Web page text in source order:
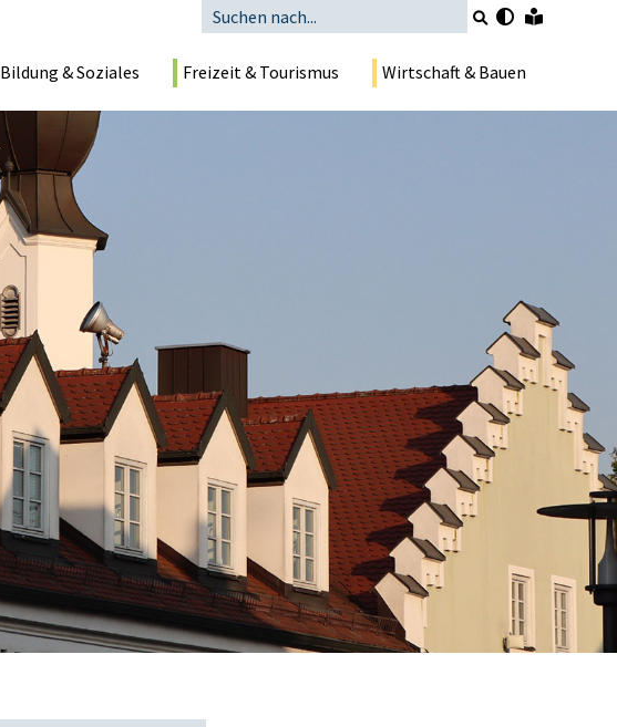
Bildung & Soziales Freizeit & Tourismus Wirtschaft & Bauen